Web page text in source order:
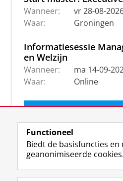
Wanneer:
vr 28-08-
Waar:
Groningen
Informatiesessie
en Welzijn
Wanneer:
ma 14-09-
Waar:
Online
Ontvang de nieuwsbrief
Functioneel
Biedt de basisfuncties en
geanonimiseerde cookies.